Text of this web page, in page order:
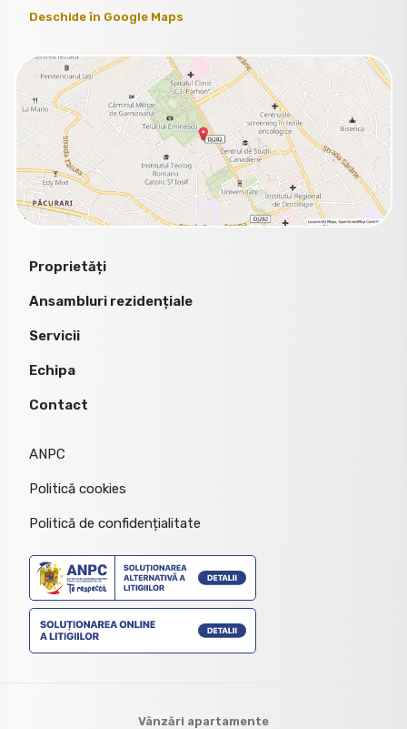
Deschide în Google Maps
Proprietăți
Ansambluri rezidențiale
Servicii
Echipa
Contact
ANPC
Politică cookies
Politică de confidențialitate
Vânzări apartamente